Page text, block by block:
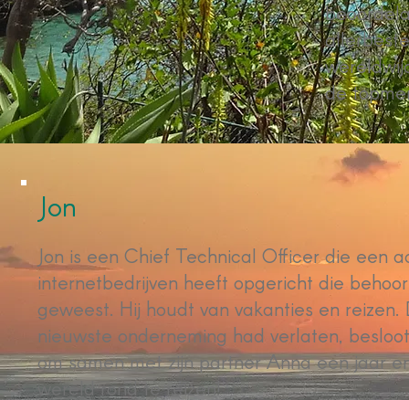
de
Jon
Jon is een Chief Technical Officer die een
internetbedrijven heeft opgericht die
geweest. Hij houdt van vakanties en reizen.
nieuwste onderneming had verlaten,
om samen met zijn partner Anna een jaar
wereld rond te reizen!